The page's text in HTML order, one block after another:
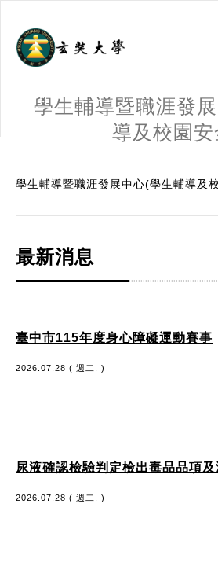
學生輔導暨職涯發
導及校園安
學生輔導暨職涯發展中心(學生輔導及
最新消息
臺中市115年度身心障礙運動賽事
2026.07.28 ( 週二. )
尿液確認檢驗判定檢出毒品品項
2026.07.28 ( 週二. )